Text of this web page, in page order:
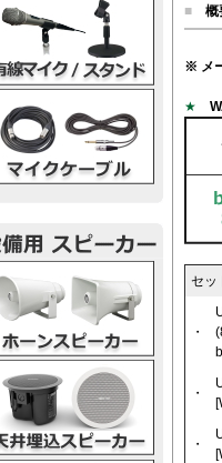
■ 概
※ メ
★
セッ
・
・
・